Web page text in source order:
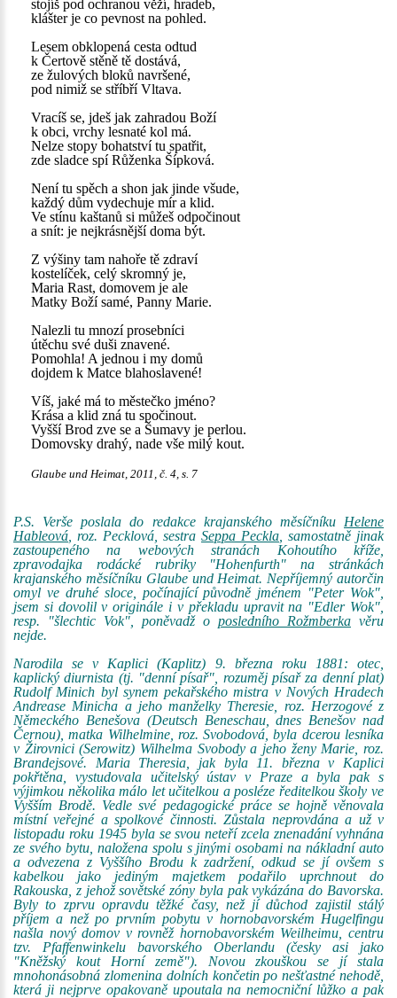
stojíš pod ochranou věží, hradeb,
klášter je co pevnost na pohled.
Lesem obklopená cesta odtud
k Čertově stěně tě dostává,
ze žulových bloků navršené,
pod nimiž se stříbří Vltava.
Vracíš se, jdeš jak zahradou Boží
k obci, vrchy lesnaté kol má.
Nelze stopy bohatství tu spatřit,
zde sladce spí Růženka Šípková.
Není tu spěch a shon jak jinde všude,
každý dům vydechuje mír a klid.
Ve stínu kaštanů si můžeš odpočinout
a snít: je nejkrásnější doma být.
Z výšiny tam nahoře tě zdraví
kostelíček, celý skromný je,
Maria Rast, domovem je ale
Matky Boží samé, Panny Marie.
Nalezli tu mnozí prosebníci
útěchu své duši znavené.
Pomohla! A jednou i my domů
dojdem k Matce blahoslavené!
Víš, jaké má to městečko jméno?
Krása a klid zná tu spočinout.
Vyšší Brod zve se a Šumavy je perlou.
Domovsky drahý, nade vše milý kout.
Glaube und Heimat, 2011, č. 4, s. 7
P.S. Verše poslala do redakce krajanského měsíčníku Helene
Hableová , roz. Pecklová, sestra Seppa Peckla , samostatně jinak
zastoupeného na webových stranách Kohoutího kříže,
zpravodajka rodácké rubriky "Hohenfurth" na stránkách
krajanského měsíčníku Glaube und Heimat. Nepříjemný autorčin
omyl ve druhé sloce, počínající původně jménem "Peter Wok",
jsem si dovolil v originále i v překladu upravit na "Edler Wok",
resp. "šlechtic Vok", poněvadž o posledního Rožmberka věru
nejde.
Narodila se v Kaplici (Kaplitz) 9. března roku 1881: otec,
kaplický diurnista (tj. "denní písař", rozuměj písař za denní plat)
Rudolf Minich byl synem pekařského mistra v Nových Hradech
Andrease Minicha a jeho manželky Theresie, roz. Herzogové z
Německého Benešova (Deutsch Beneschau, dnes Benešov nad
Černou), matka Wilhelmine, roz. Svobodová, byla dcerou lesníka
v Žirovnici (Serowitz) Wilhelma Svobody a jeho ženy Marie, roz.
Brandejsové. Maria Theresia, jak byla 11. března v Kaplici
pokřtěna, vystudovala učitelský ústav v Praze a byla pak s
výjimkou několika málo let učitelkou a posléze ředitelkou školy ve
Vyšším Brodě. Vedle své pedagogické práce se hojně věnovala
místní veřejné a spolkové činnosti. Zůstala neprovdána a už v
listopadu roku 1945 byla se svou neteří zcela znenadání vyhnána
ze svého bytu, naložena spolu s jinými osobami na nákladní auto
a odvezena z Vyššího Brodu k zadržení, odkud se jí ovšem s
kabelkou jako jediným majetkem podařilo uprchnout do
Rakouska, z jehož sovětské zóny byla pak vykázána do Bavorska.
Byly to zprvu opravdu těžké časy, než jí důchod zajistil stálý
příjem a než po prvním pobytu v hornobavorském Hugelfingu
našla nový domov v rovněž hornobavorském Weilheimu, centru
tzv. Pfaffenwinkelu bavorského Oberlandu (česky asi jako
"Kněžský kout Horní země"). Novou zkouškou se jí stala
mnohonásobná zlomenina dolních končetin po nešťastné nehodě,
která ji nejprve opakovaně upoutala na nemocniční lůžko a pak